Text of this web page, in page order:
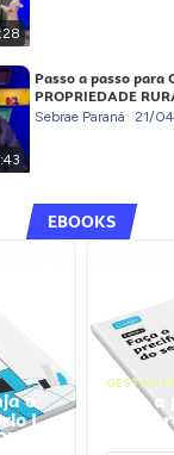
Passo a passo para
PROPRIEDADE
Sebrae Paraná 21/
EBOOKS
o
|
GESTÃO
Faça
seu